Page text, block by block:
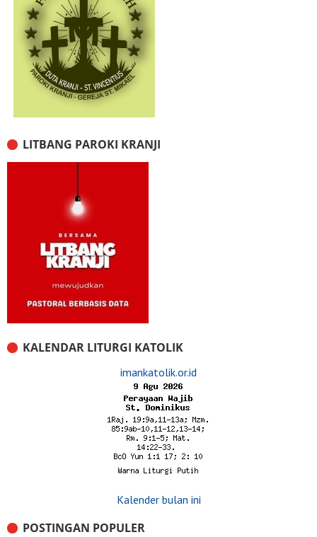
LITBANG PAROKI KRANJI
KALENDAR LITURGI KATOLIK
imankatolik.or.id
Kalender bulan ini
POSTINGAN POPULER